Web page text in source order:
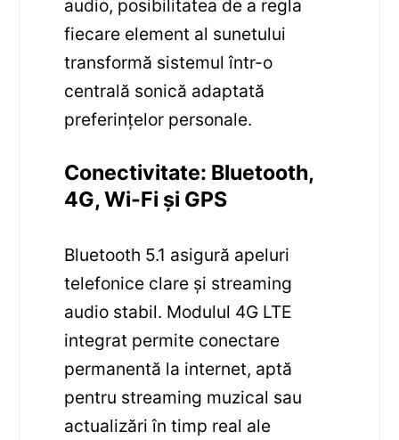
audio, posibilitatea de a regla
fiecare element al sunetului
transformă sistemul într-o
centrală sonică adaptată
preferințelor personale.
Conectivitate: Bluetooth,
4G, Wi-Fi și GPS
Bluetooth 5.1 asigură apeluri
telefonice clare și streaming
audio stabil. Modulul 4G LTE
integrat permite conectare
permanentă la internet, aptă
pentru streaming muzical sau
actualizări în timp real ale